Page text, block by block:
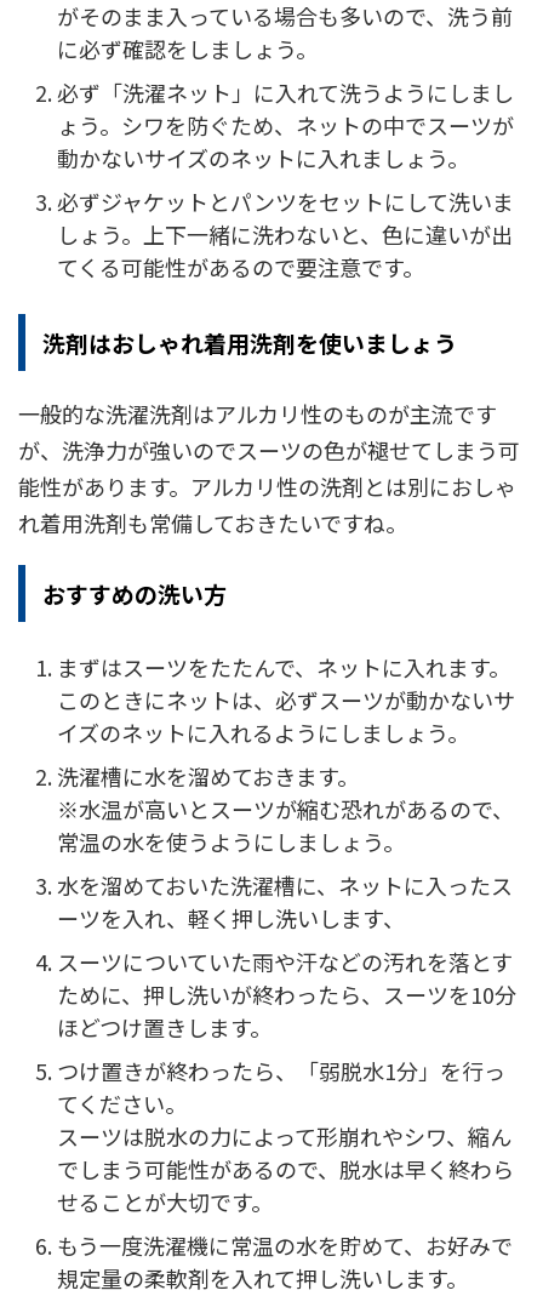
がそのまま入っている場合も多いので、洗う前
に必ず確認をしましょう。
必ず「洗濯ネット」に入れて洗うようにしまし
ょう。シワを防ぐため、ネットの中でスーツが
動かないサイズのネットに入れましょう。
必ずジャケットとパンツをセットにして洗いま
しょう。上下一緒に洗わないと、色に違いが出
てくる可能性があるので要注意です。
洗剤はおしゃれ着用洗剤を使いましょう
一般的な洗濯洗剤はアルカリ性のものが主流です
が、洗浄力が強いのでスーツの色が褪せてしまう可
能性があります。アルカリ性の洗剤とは別におしゃ
れ着用洗剤も常備しておきたいですね。
おすすめの洗い方
まずはスーツをたたんで、ネットに入れます。
このときにネットは、必ずスーツが動かないサ
イズのネットに入れるようにしましょう。
洗濯槽に水を溜めておきます。
※水温が高いとスーツが縮む恐れがあるので、
常温の水を使うようにしましょう。
水を溜めておいた洗濯槽に、ネットに入ったス
ーツを入れ、軽く押し洗いします、
スーツについていた雨や汗などの汚れを落とす
ために、押し洗いが終わったら、スーツを10分
ほどつけ置きします。
つけ置きが終わったら、「弱脱水1分」を行っ
てください。
スーツは脱水の力によって形崩れやシワ、縮ん
でしまう可能性があるので、脱水は早く終わら
せることが大切です。
もう一度洗濯機に常温の水を貯めて、お好みで
規定量の柔軟剤を入れて押し洗いします。